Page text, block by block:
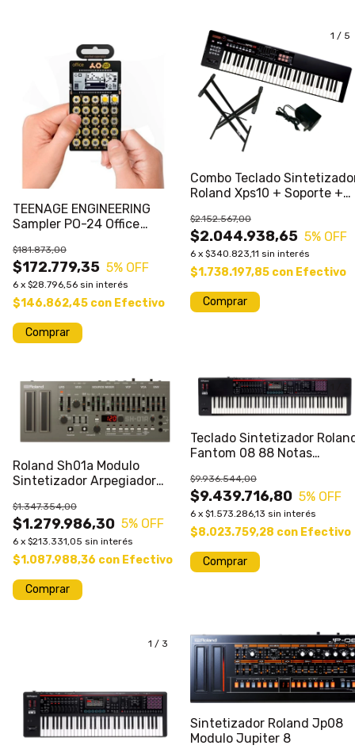
TEENAGE ENGINEERING
Sampler PO-24 Office
$172.779,35
$181.873,00
5% OFF
6 x $28.796,56 sin interés
$146.862,45 con Efectivo
1 / 5
Combo Teclado
Roland Xps10 + Soporte +
$2.044.938,65
$2.152.567,00
5% OFF
6 x $340.823,11 sin interés
$1.738.197,85 con Efectivo
Roland Sh01a Modulo
Sintetizador Arpegiador
$1.279.986,30
$1.347.354,00
5% OFF
6 x $213.331,05 sin interés
$1.087.988,36 con Efectivo
Teclado Sintetizador
Fantom 08 88 Notas
$9.439.716,80
$9.936.544,00
5% OFF
6 x $1.573.286,13 sin interés
$8.023.759,28 con Efectivo
1 / 3 1/5
Sintetizador Roland Jp08
Modulo Jupiter 8